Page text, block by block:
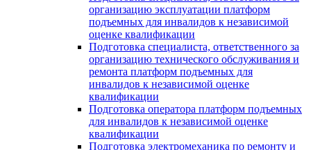
организацию эксплуатации платформ
подъемных для инвалидов к независимой
оценке квалификации
Подготовка специалиста, ответственного за
организацию технического обслуживания и
ремонта платформ подъемных для
инвалидов к независимой оценке
квалификации
Подготовка оператора платформ подъемных
для инвалидов к независимой оценке
квалификации
Подготовка электромеханика по ремонту и